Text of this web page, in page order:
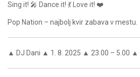
Sing it! 🎤 Dance it! 💃 Love it! ❤️
Pop Nation – najbolj kvir zabava v mestu.
▲ DJ Dani ▲ 1. 8. 2025 ▲ 23.00 – 5.00 ▲